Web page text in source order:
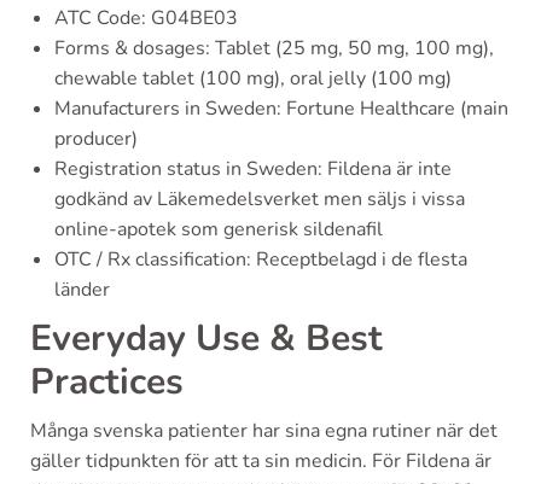
ATC Code: G04BE03
Forms & dosages: Tablet (25 mg, 50 mg, 100 mg),
chewable tablet (100 mg), oral jelly (100 mg)
Manufacturers in Sweden: Fortune Healthcare (main
producer)
Registration status in Sweden: Fildena är inte
godkänd av Läkemedelsverket men säljs i vissa
online-apotek som generisk sildenafil
OTC / Rx classification: Receptbelagd i de flesta
länder
Everyday Use & Best
Practices
Många svenska patienter har sina egna rutiner när det
gäller tidpunkten för att ta sin medicin. För Fildena är